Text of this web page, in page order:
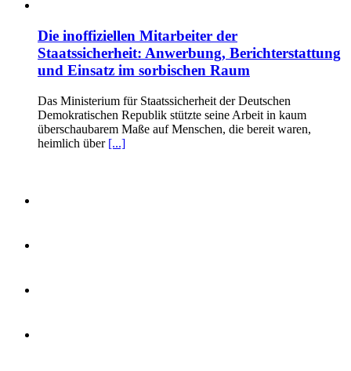
Die inoffiziellen Mitarbeiter der
Staatssicherheit: Anwerbung, Berichterstattung
und Einsatz im sorbischen Raum
Das Ministerium für Staatssicherheit der Deutschen
Demokratischen Republik stützte seine Arbeit in kaum
überschaubarem Maße auf Menschen, die bereit waren,
heimlich über [...]